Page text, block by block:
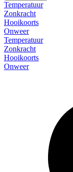
Temperatuur
Zonkracht
Hooikoorts
Onweer
Temperatuur
Zonkracht
Hooikoorts
Onweer